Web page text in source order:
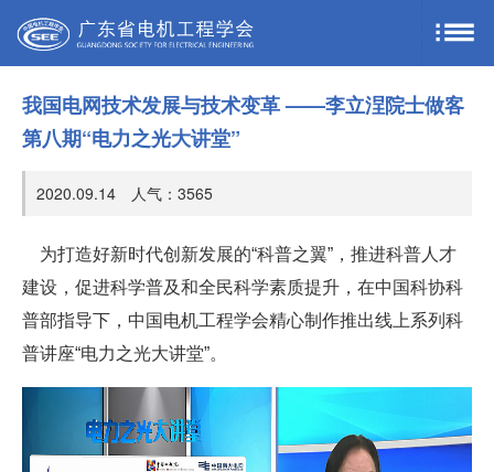
我国电网技术发展与技术变革 ——李立浧院士做客
第八期“电力之光大讲堂”
2020.09.14 人气： 3565
为打造好新时代创新发展的“科普之翼”，推进科普人才
建设，促进科学普及和全民科学素质提升，在中国科协科
普部指导下，中国电机工程学会精心制作推出线上系列科
普讲座“电力之光大讲堂”。